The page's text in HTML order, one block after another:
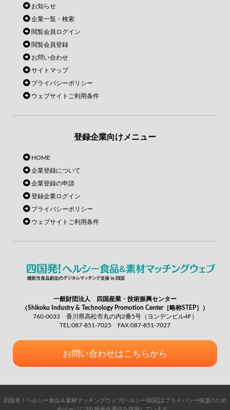
お知らせ
企業一覧・検索
閲覧会員ログイン
閲覧会員登録
お問い合わせ
サイトマップ
プライバシーポリシー
ウェブサイトご利用条件
登録企業向けメニュー
HOME
企業登録について
企業登録の申請
登録企業ログイン
プライバシーポリシー
ウェブサイトご利用条件
一般財団法人 四国産業・技術振興センター
（Shikoku Industry & Technology Promotion Center［略称STEP］）
760-0033 香川県高松市丸の内2番5号（ヨンデンビル4F）
TEL:087-851-7025 FAX:087-851-7027
お問い合わせはこちらから
四国発！ヘルシー食品＆素材マッチングウェブ[ヘルシー四国]はプライバシー保護のため